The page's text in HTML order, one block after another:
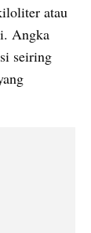
atau
Angka
seiring